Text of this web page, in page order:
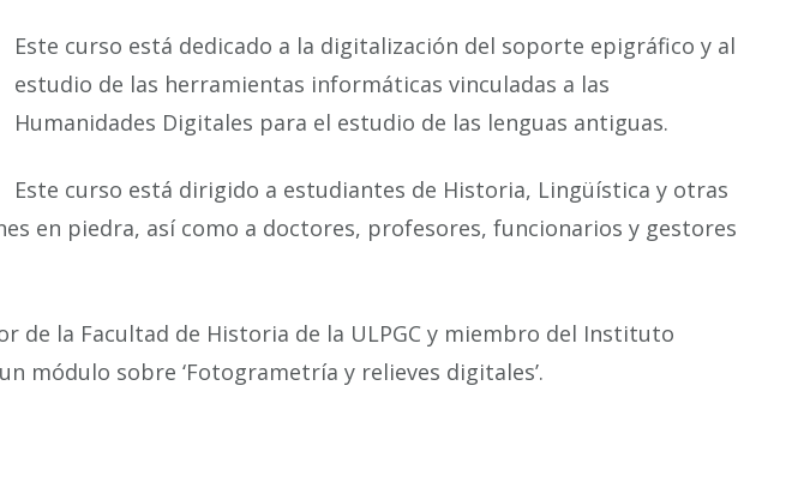
Este curso está dedicado a la digitalización del soporte epigráfico y al
estudio de las herramientas informáticas vinculadas a las
Humanidades Digitales para el estudio de las lenguas antiguas.
Este curso está dirigido a estudiantes de Historia, Lingüística y otras
en piedra, así como a doctores, profesores, funcionarios y gestores
de la Facultad de Historia de la ULPGC y miembro del Instituto
módulo sobre ‘Fotogrametría y relieves digitales’.